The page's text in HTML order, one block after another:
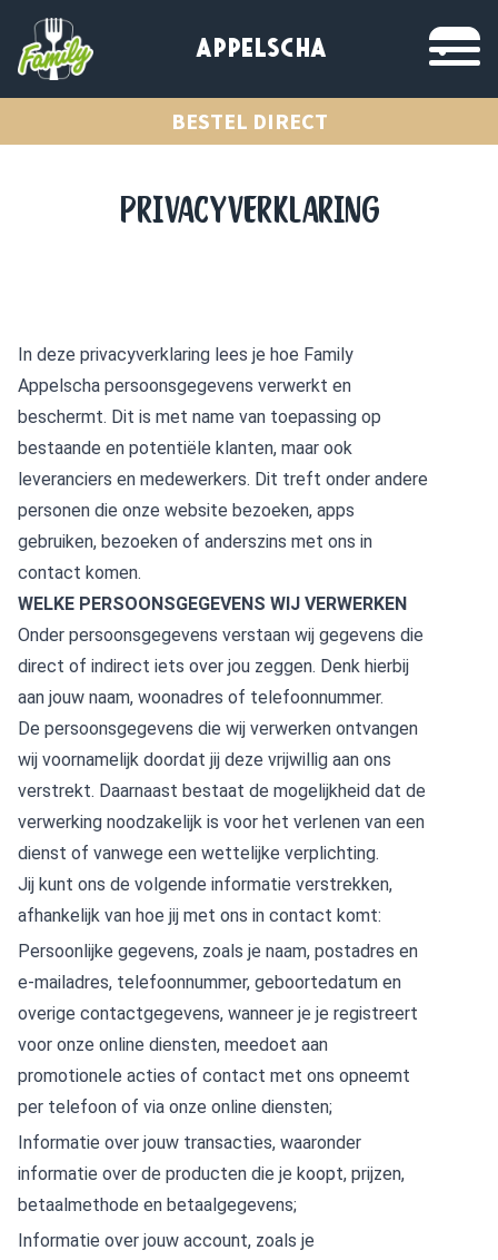
APPELSCHA
BESTEL DIRECT
PRIVACYVERKLARING
In deze privacyverklaring lees je hoe Family
Appelscha persoonsgegevens verwerkt en
beschermt. Dit is met name van toepassing op
bestaande en potentiële klanten, maar ook
leveranciers en medewerkers. Dit treft onder andere
personen die onze website bezoeken, apps
gebruiken, bezoeken of anderszins met ons in
contact komen.
WELKE PERSOONSGEGEVENS WIJ VERWERKEN
Onder persoonsgegevens verstaan wij gegevens die
direct of indirect iets over jou zeggen. Denk hierbij
aan jouw naam, woonadres of telefoonnummer.
De persoonsgegevens die wij verwerken ontvangen
wij voornamelijk doordat jij deze vrijwillig aan ons
verstrekt. Daarnaast bestaat de mogelijkheid dat de
verwerking noodzakelijk is voor het verlenen van een
dienst of vanwege een wettelijke verplichting.
Jij kunt ons de volgende informatie verstrekken,
afhankelijk van hoe jij met ons in contact komt:
Persoonlijke gegevens, zoals je naam, postadres en
e-mailadres, telefoonnummer, geboortedatum en
overige contactgegevens, wanneer je je registreert
voor onze online diensten, meedoet aan
promotionele acties of contact met ons opneemt
per telefoon of via onze online diensten;
Informatie over jouw transacties, waaronder
informatie over de producten die je koopt, prijzen,
betaalmethode en betaalgegevens;
Informatie over jouw account, zoals je